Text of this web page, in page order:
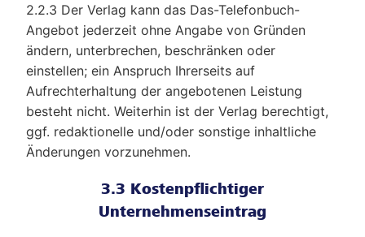
2.2.3 Der Verlag kann das Das-Telefonbuch-
Angebot jederzeit ohne Angabe von Gründen
ändern, unterbrechen, beschränken oder
einstellen; ein Anspruch Ihrerseits auf
Aufrechterhaltung der angebotenen Leistung
besteht nicht. Weiterhin ist der Verlag berechtigt,
ggf. redaktionelle und/oder sonstige inhaltliche
Änderungen vorzunehmen.
3.3 Kostenpflichtiger
Unternehmenseintrag